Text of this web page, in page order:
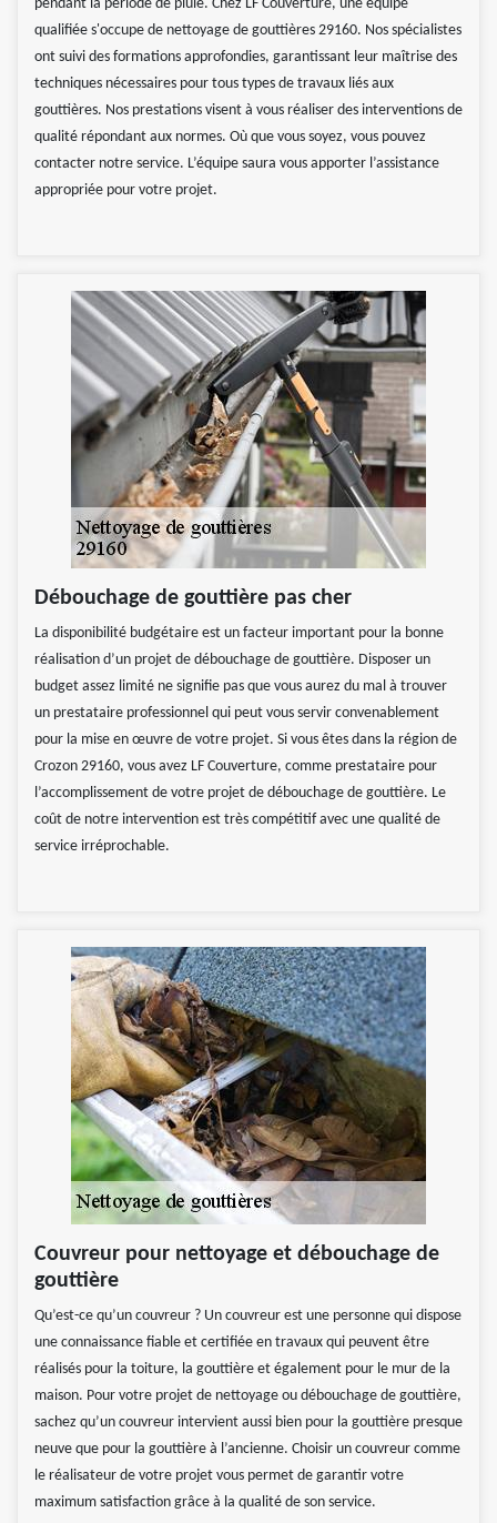
pendant la période de pluie. Chez LF Couverture, une équipe
qualifiée s'occupe de nettoyage de gouttières 29160. Nos spécialistes
ont suivi des formations approfondies, garantissant leur maîtrise des
techniques nécessaires pour tous types de travaux liés aux
gouttières. Nos prestations visent à vous réaliser des interventions de
qualité répondant aux normes. Où que vous soyez, vous pouvez
contacter notre service. L’équipe saura vous apporter l’assistance
appropriée pour votre projet.
Débouchage de gouttière pas cher
La disponibilité budgétaire est un facteur important pour la bonne
réalisation d’un projet de débouchage de gouttière. Disposer un
budget assez limité ne signifie pas que vous aurez du mal à trouver
un prestataire professionnel qui peut vous servir convenablement
pour la mise en œuvre de votre projet. Si vous êtes dans la région de
Crozon 29160, vous avez LF Couverture, comme prestataire pour
l’accomplissement de votre projet de débouchage de gouttière. Le
coût de notre intervention est très compétitif avec une qualité de
service irréprochable.
Couvreur pour nettoyage et débouchage de
gouttière
Qu’est-ce qu’un couvreur ? Un couvreur est une personne qui dispose
une connaissance fiable et certifiée en travaux qui peuvent être
réalisés pour la toiture, la gouttière et également pour le mur de la
maison. Pour votre projet de nettoyage ou débouchage de gouttière,
sachez qu’un couvreur intervient aussi bien pour la gouttière presque
neuve que pour la gouttière à l’ancienne. Choisir un couvreur comme
le réalisateur de votre projet vous permet de garantir votre
maximum satisfaction grâce à la qualité de son service.